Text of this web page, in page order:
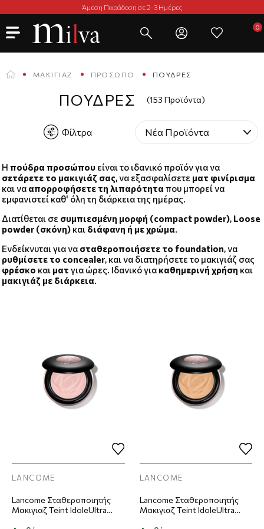
Άμεση Παράδοση σε 2-3 Ημέρες
ΜΑΚΙΓΙΆΖ ΠΡΌΣΩΠΟ ΠΟΎΔΡΕΣ
ΠΟΎΔΡΕΣ (153 Προϊόντα)
Φίλτρα
Η πούδρα προσώπουείναι το ιδανικό προϊόν για να
σετάρετε το μακιγιάζ σας, να εξασφαλίσετε ματ φινίρισμα
και να απορροφήσετε τη λιπαρότητα που μπορεί να
εμφανιστεί καθ' όλη τη διάρκεια της ημέρας.
Διατίθεται σε συμπιεσμένη μορφή (compact powder), Loose
powder (σκόνη)και διάφανη ή με χρώμα.
Ενδείκνυται για να σταθεροποιήσετε το foundation, να
ρυθμίσετε το concealer, και να διατηρήσετε το μακιγιάζ σας
φρέσκο και ματ για ώρες. Ιδανικό για καθημερινή χρήση και
μακιγιάζ με διάρκεια.
LANCOME
Lancome Σταθεροποιητής
Μακιγιαζ Teint IdoleUltra
LANCOME
Lancome Σταθεροποιητής
Μακιγιαζ Teint IdoleUltra